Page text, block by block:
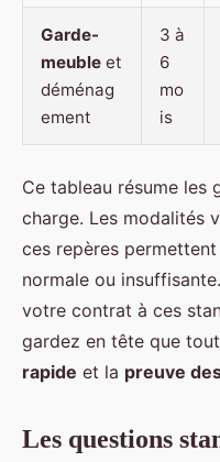
Garde-
meuble et
déménag
ement
3 à
6
mo
is
Ce tableau résume les
charge. Les modalités
ces repères
normale ou
votre contrat à ces
gardez en tête que
rapide et la preuve
Les questions